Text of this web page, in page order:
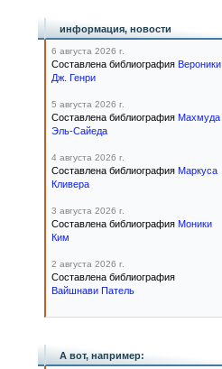
информация, новости
6 августа 2026 г.
Составлена библиография Вероники
Дж. Генри
5 августа 2026 г.
Составлена библиография Махмуда
Эль-Сайеда
4 августа 2026 г.
Составлена библиография Маркуса
Кливера
3 августа 2026 г.
Составлена библиография Моники
Ким
2 августа 2026 г.
Составлена библиография
Вайшнави Патель
А вот, например: